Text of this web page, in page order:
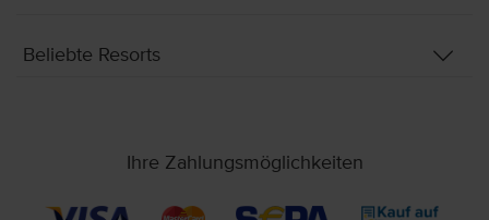
Beliebte Resorts
Ihre Zahlungsmöglichkeiten